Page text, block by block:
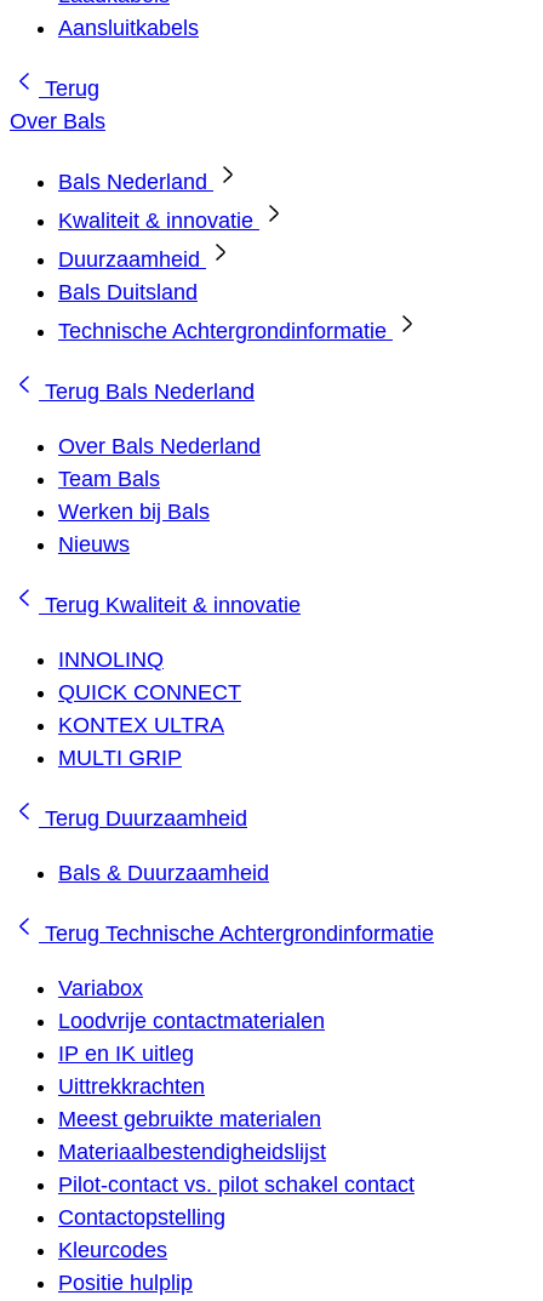
Aansluitkabels
Terug
Over Bals
Bals Nederland
Kwaliteit & innovatie
Duurzaamheid
Bals Duitsland
Technische Achtergrondinformatie
Terug Bals Nederland
Over Bals Nederland
Team Bals
Werken bij Bals
Nieuws
Terug Kwaliteit & innovatie
INNOLINQ
QUICK CONNECT
KONTEX ULTRA
MULTI GRIP
Terug Duurzaamheid
Bals & Duurzaamheid
Terug Technische Achtergrondinformatie
Variabox
Loodvrije contactmaterialen
IP en IK uitleg
Uittrekkrachten
Meest gebruikte materialen
Materiaalbestendigheidslijst
Pilot-contact vs. pilot schakel contact
Contactopstelling
Kleurcodes
Positie hulplip